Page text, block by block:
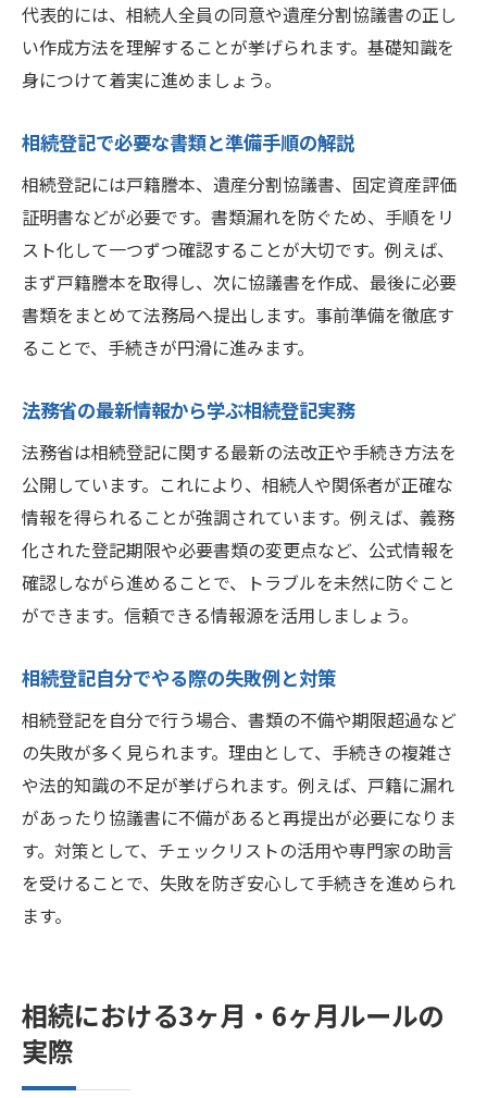
代表的には、相続人全員の同意や遺産分割協議書の正し
い作成方法を理解することが挙げられます。基礎知識を
身につけて着実に進めましょう。
相続登記で必要な書類と準備手順の解説
相続登記には戸籍謄本、遺産分割協議書、固定資産評価
証明書などが必要です。書類漏れを防ぐため、手順をリ
スト化して一つずつ確認することが大切です。例えば、
まず戸籍謄本を取得し、次に協議書を作成、最後に必要
書類をまとめて法務局へ提出します。事前準備を徹底す
ることで、手続きが円滑に進みます。
法務省の最新情報から学ぶ相続登記実務
法務省は相続登記に関する最新の法改正や手続き方法を
公開しています。これにより、相続人や関係者が正確な
情報を得られることが強調されています。例えば、義務
化された登記期限や必要書類の変更点など、公式情報を
確認しながら進めることで、トラブルを未然に防ぐこと
ができます。信頼できる情報源を活用しましょう。
相続登記自分でやる際の失敗例と対策
相続登記を自分で行う場合、書類の不備や期限超過など
の失敗が多く見られます。理由として、手続きの複雑さ
や法的知識の不足が挙げられます。例えば、戸籍に漏れ
があったり協議書に不備があると再提出が必要になりま
す。対策として、チェックリストの活用や専門家の助言
を受けることで、失敗を防ぎ安心して手続きを進められ
ます。
相続における3ヶ月・6ヶ月ルールの
実際